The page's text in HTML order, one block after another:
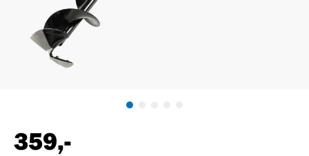
359,-